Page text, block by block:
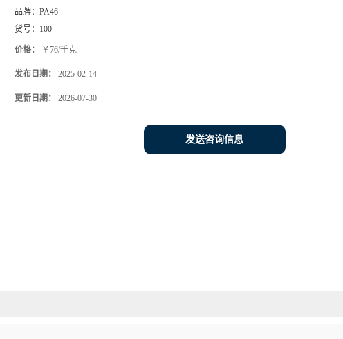
品牌： PA46
货号： 100
价格： ￥76/千克
发布日期： 2025-02-14
更新日期： 2026-07-30
发送咨询信息